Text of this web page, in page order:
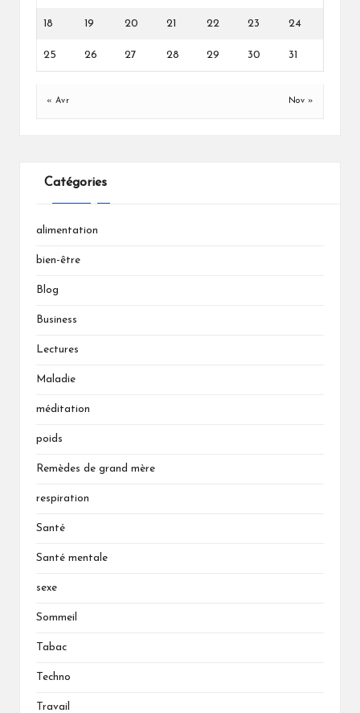
18 19 20 21 22 23 24
25 26 27 28 29 30 31
« Avr Nov »
Catégories
alimentation
bien-être
Blog
Business
Lectures
Maladie
méditation
poids
Remèdes de grand mère
respiration
Santé
Santé mentale
sexe
Sommeil
Tabac
Techno
Travail